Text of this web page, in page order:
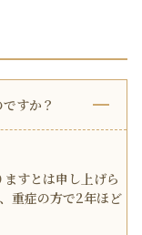
すか？
すとは申し上げら
重症の方で2年ほど